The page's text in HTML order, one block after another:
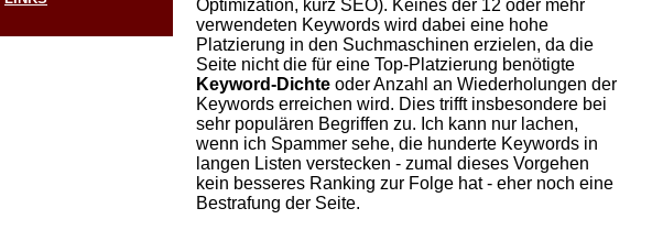
Optimization, kurz SEO). Keines der 12 oder mehr
verwendeten Keywords wird dabei eine hohe
Platzierung in den Suchmaschinen erzielen, da die
Seite nicht die für eine Top-Platzierung benötigte
Keyword-Dichte oder Anzahl an Wiederholungen der
Keywords erreichen wird. Dies trifft insbesondere bei
sehr populären Begriffen zu. Ich kann nur lachen,
wenn ich Spammer sehe, die hunderte Keywords in
langen Listen verstecken - zumal dieses Vorgehen
kein besseres Ranking zur Folge hat - eher noch eine
Bestrafung der Seite.